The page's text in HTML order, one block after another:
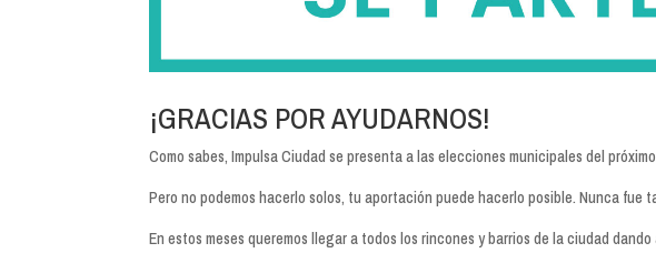
¡GRACIAS POR AYUDARNOS!
Como sabes, Impulsa Ciudad se presenta a las elecciones municipales del
Pero no podemos hacerlo solos, tu aportación puede hacerlo posible. Nunca fue
En estos meses queremos llegar a todos los rincones y barrios de la ciudad